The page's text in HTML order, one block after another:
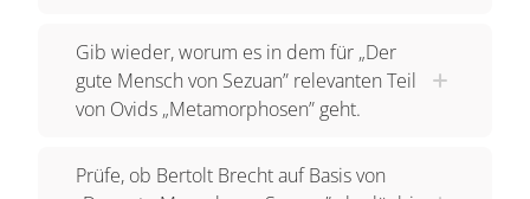
nicht nur ihre Arbeit, sondern auch ihren Körper
und ihre Liebesfähigkeit. Die Liebesfähigkeit
dem persönlichen Glück dienen, im Kapitalismus
Gib wieder, worum es in dem für „Der
gute Mensch von Sezuan” relevanten Teil
von Ovids „Metamorphosen” geht.
Prüfe, ob Bertolt Brecht auf Basis von